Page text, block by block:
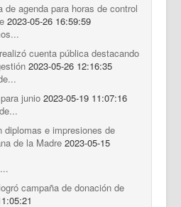
de agenda para horas de control
2023-05-26 16:59:59
cuenta pública destacando
2023-05-26 12:16:35
junio 2023-05-19 11:07:16
diplomas e impresiones de
de la Madre 2023-05-15
campaña de donación de